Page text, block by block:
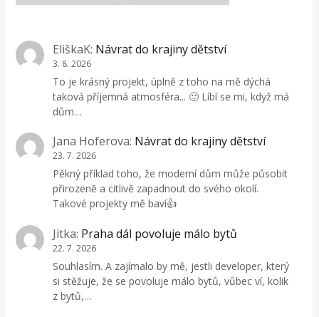
EliškaK: Návrat do krajiny dětství
3. 8. 2026
To je krásný projekt, úplně z toho na mě dýchá
taková příjemná atmosféra... 🙂 Líbí se mi, když má
dům…
Jana Hoferova: Návrat do krajiny dětství
23. 7. 2026
Pěkný příklad toho, že moderní dům může působit
přirozeně a citlivě zapadnout do svého okolí.
Takové projekty mě baví👍
Jitka: Praha dál povoluje málo bytů
22. 7. 2026
Souhlasím. A zajímalo by mě, jestli developer, který
si stěžuje, že se povoluje málo bytů, vůbec ví, kolik
z bytů,…